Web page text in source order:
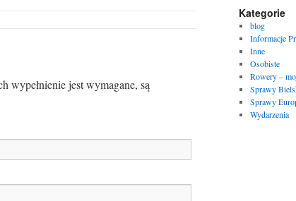
wypełnienie jest wymagane, są
Kategorie
blog
Informacje
Inne
Osobiste
Rowery –
Sprawy
Sprawy
Wydarzenia